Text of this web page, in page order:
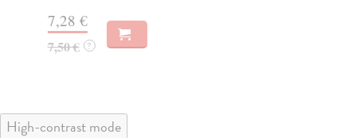
7,28 €
7,50 € ?
High-contrast mode